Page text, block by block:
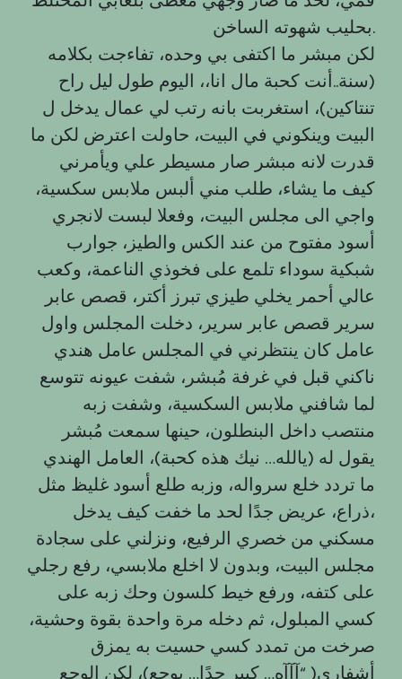
بحليب شهوته الساخن.
لكن مبشر ما اكتفى بي وحده، تفاءجت بكلامه
(سنة..أنت كحبة مال انا،، اليوم طول ليل راح
تنتاكين)، استغربت بانه رتب لي عمال يدخل ل
البيت وينكوني في البيت، حاولت اعترض لكن ما
قدرت لانه مبشر صار مسيطر علي ويأمرني
كيف ما يشاء، طلب مني ألبس ملابس سكسية،
واجي الى مجلس البيت، وفعلا لبست لانجري
أسود مفتوح من عند الكس والطيز، جوارب
شبكية سوداء تلمع على فخوذي الناعمة، وكعب
عالي أحمر يخلي طيزي تبرز أكتر، قصص عابر
سرير قصص عابر سرير، دخلت المجلس واول
عامل كان ينتظرني في المجلس عامل هندي
ناكني قبل في غرفة مُبشر، شفت عيونه تتوسع
لما شافني ملابس السكسية، وشفت زبه
منتصب داخل البنطلون، حينها سمعت مُبشر
يقول له (يالله… نيك هذه كحبة)، العامل الهندي
ما تردد خلع سرواله، وزبه طلع أسود غليظ مثل
ذراع، عريض جدًا لحد ما خفت كيف يدخل،
مسكني من خصري الرفيع، ونزلني على سجادة
مجلس البيت، وبدون لا اخلع ملابسي، رفع رجلي
على كتفه، ورفع خيط كلسون وحك زبه على
كسي المبلول، ثم دخله مرة واحدة بقوة وحشية،
صرخت من تمدد كسي حسيت به يمزق
أشفاري( “آآآه… كبير جدًا… يوجع)، لكن الوجع